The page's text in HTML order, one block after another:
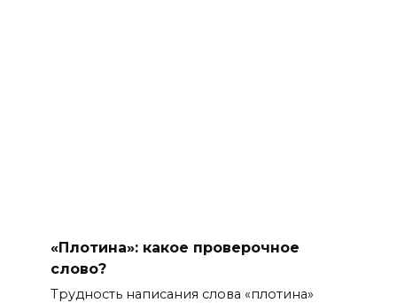
«Плотина»: какое проверочное
слово?
Трудность написания слова «плотина»